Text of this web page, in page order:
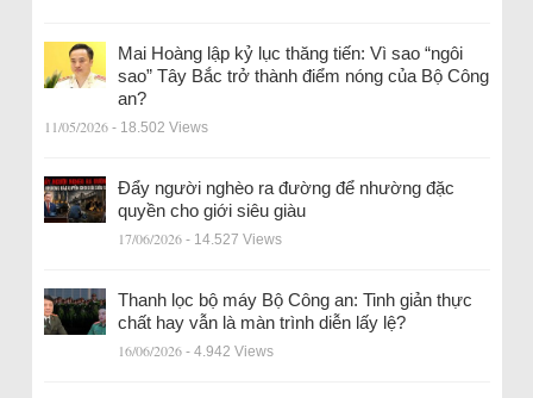
Mai Hoàng lập kỷ lục thăng tiến: Vì sao “ngôi
sao” Tây Bắc trở thành điểm nóng của Bộ Công
an?
11/05/2026 - 18.502 Views
Đẩy người nghèo ra đường để nhường đặc
quyền cho giới siêu giàu
17/06/2026 - 14.527 Views
Thanh lọc bộ máy Bộ Công an: Tinh giản thực
chất hay vẫn là màn trình diễn lấy lệ?
16/06/2026 - 4.942 Views